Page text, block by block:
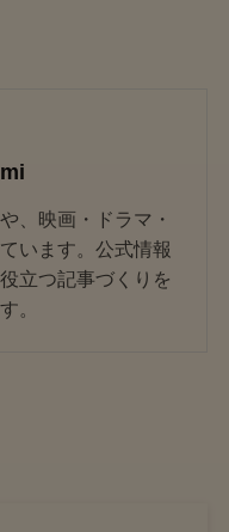
、映画・ドラマ・
います。公式情報
立つ記事づくりを
。